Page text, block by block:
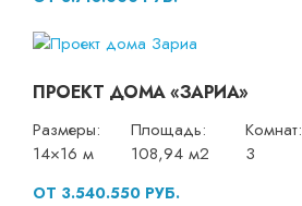
ПРОЕКТ ДОМА «ЗАРИА»
Размеры:
14×16 м
Площадь:
108,94 м2
Комнат:
3
ОТ 3.540.550 РУБ.